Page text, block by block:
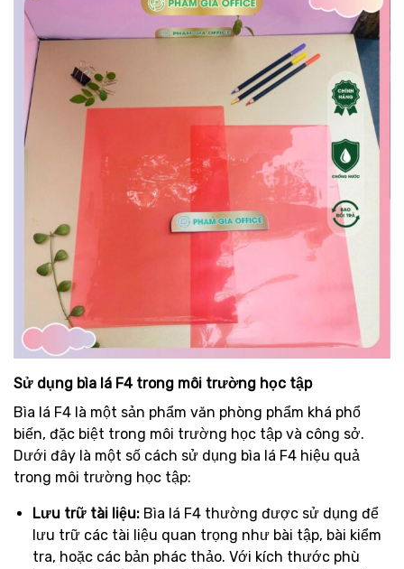
Sử dụng bìa lá F4 trong môi trường học tập
Bìa lá F4 là một sản phẩm văn phòng phẩm khá phổ
biến, đặc biệt trong môi trường học tập và công sở.
Dưới đây là một số cách sử dụng bìa lá F4 hiệu quả
trong môi trường học tập:
Lưu trữ tài liệu: Bìa lá F4 thường được sử dụng để
lưu trữ các tài liệu quan trọng như bài tập, bài kiểm
tra, hoặc các bản phác thảo. Với kích thước phù